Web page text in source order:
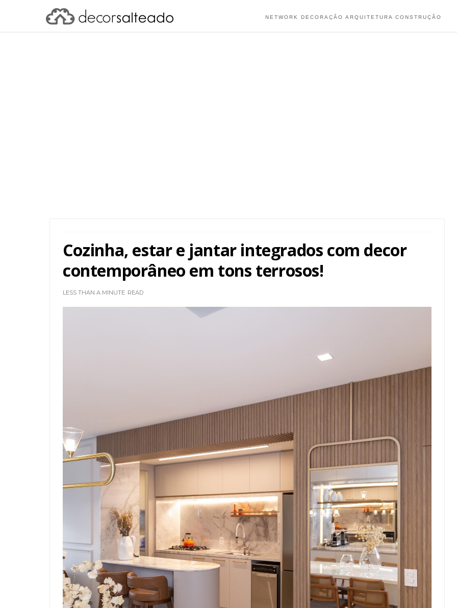
NETWORK DECORAÇÃO ARQUITETURA CONSTRUÇÃO
Cozinha, estar e jantar integrados com decor
contemporâneo em tons terrosos!
LESS THAN A MINUTE READ